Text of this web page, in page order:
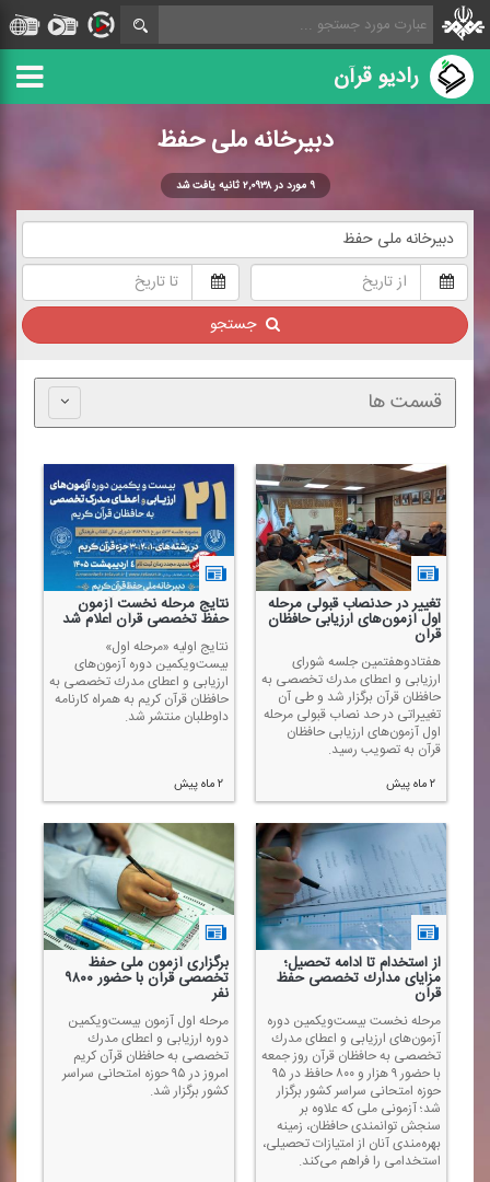
رادیو قرآن
دبیرخانه ملی حفظ
۹ مورد در ۲,۰۹۳۸ ثانیه یافت شد
جستجو
قسمت ها
تغییر در حدنصاب قبولی مرحله
اول آزمون‌های ارزیابی حافظان
قرآن
هفتادوهفتمین جلسه شورای
ارزیابی و اعطای مدرك تخصصی به
حافظان قرآن برگزار شد و طی آن
تغییراتی در حد نصاب قبولی مرحله
اول آزمون‌های ارزیابی حافظان
قرآن به تصویب رسید.
۲ ماه پیش
نتایج مرحله نخست آزمون
حفظ تخصصی قرآن اعلام شد
نتایج اولیه «مرحله اول»
بیست‌ویكمین دوره آزمون‌های
ارزیابی و اعطای مدرك تخصصی به
حافظان قرآن كریم به همراه كارنامه
داوطلبان منتشر شد.
۲ ماه پیش
از استخدام تا ادامه تحصیل؛
مزایای مدارك تخصصی حفظ
قرآن
مرحله نخست بیست‌ویكمین دوره
آزمون‌های ارزیابی و اعطای مدرك
تخصصی به حافظان قرآن روز جمعه
با حضور ۹ هزار و ۸۰۰ حافظ در ۹۵
حوزه امتحانی سراسر كشور برگزار
شد؛ آزمونی ملی كه علاوه بر
سنجش توانمندی حافظان، زمینه
بهره‌مندی آنان از امتیازات تحصیلی،
استخدامی را فراهم می‌كند.
برگزاری آزمون ملی حفظ
تخصصی قرآن با حضور ۹۸۰۰
نفر
مرحله اول آزمون بیست‌ویكمین
دوره ارزیابی و اعطای مدرك
تخصصی به حافظان قرآن كریم
امروز در ۹۵ حوزه امتحانی سراسر
كشور برگزار شد.